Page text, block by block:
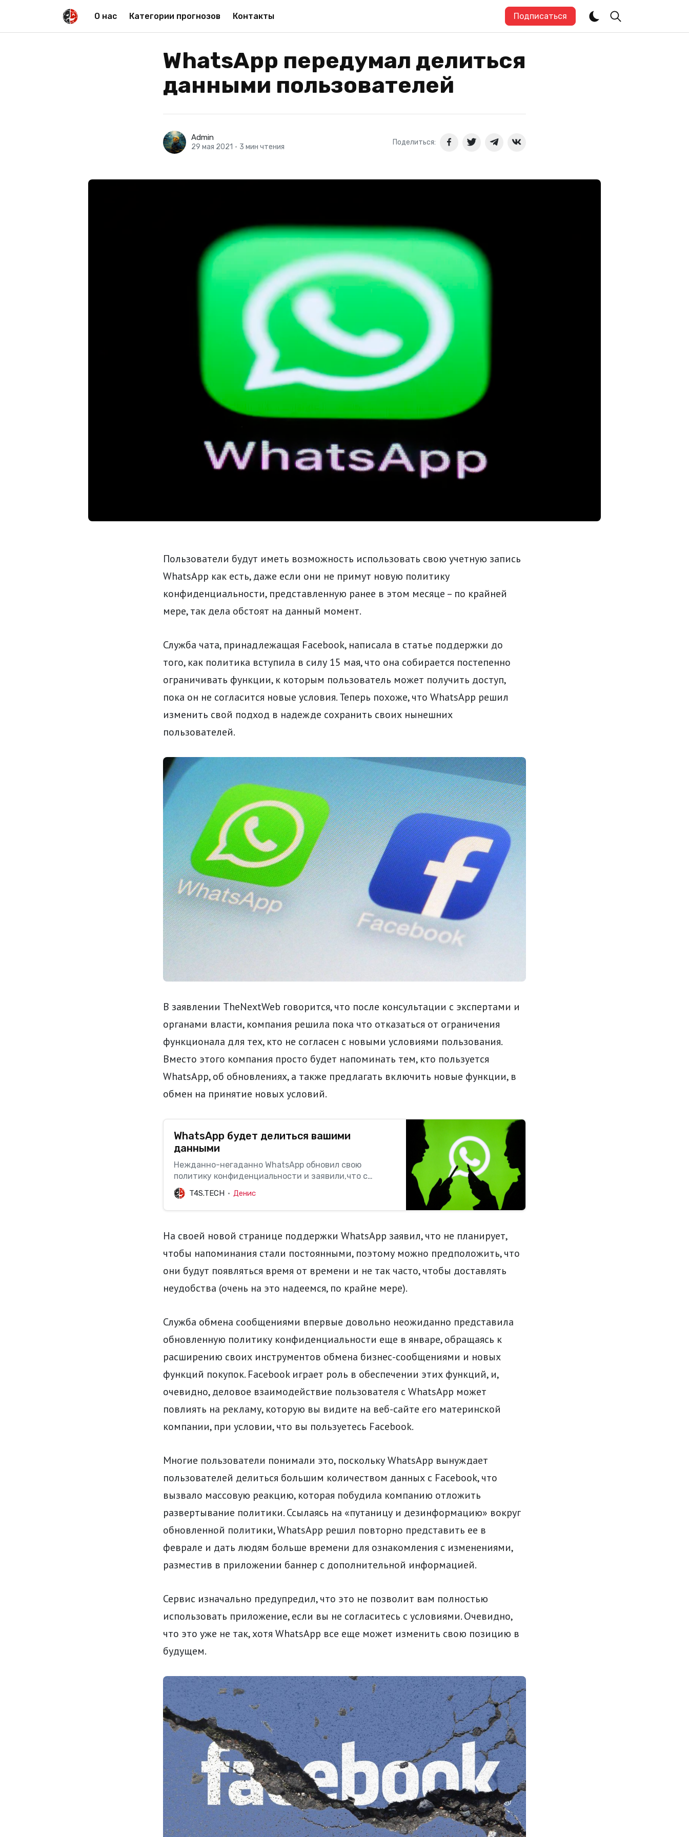
О нас Категории прогнозов Контакты Подписаться
WhatsApp передумал делиться
данными пользователей
Admin
29 мая 2021 • 3 мин чтения
Поделиться:
Пользователи будут иметь возможность использовать свою учетную запись
WhatsApp как есть, даже если они не примут новую политику
конфиденциальности, представленную ранее в этом месяце – по крайней
мере, так дела обстоят на данный момент.
Служба чата, принадлежащая Facebook, написала в статье поддержки до
того, как политика вступила в силу 15 мая, что она собирается постепенно
ограничивать функции, к которым пользователь может получить доступ,
пока он не согласится новые условия. Теперь похоже, что WhatsApp решил
изменить свой подход в надежде сохранить своих нынешних
пользователей.
В заявлении TheNextWeb говорится, что после консультации с экспертами и
органами власти, компания решила пока что отказаться от ограничения
функционала для тех, кто не согласен с новыми условиями пользования.
Вместо этого компания просто будет напоминать тем, кто пользуется
WhatsApp, об обновлениях, а также предлагать включить новые функции, в
обмен на принятие новых условий.
WhatsApp будет делиться вашими
данными
Нежданно-негаданно WhatsApp обновил свою
политику конфиденциальности и заявили,что с
февраля начнут отсылать всю персональную
информацию пользователей напрямуюв Facebook. От
этой «фичи» можно отказаться можно одним
приложением. Примечательно то, что после …
T4S.TECH Денис
На своей новой странице поддержки WhatsApp заявил, что не планирует,
чтобы напоминания стали постоянными, поэтому можно предположить, что
они будут появляться время от времени и не так часто, чтобы доставлять
неудобства (очень на это надеемся, по крайне мере).
Служба обмена сообщениями впервые довольно неожиданно представила
обновленную политику конфиденциальности еще в январе, обращаясь к
расширению своих инструментов обмена бизнес-сообщениями и новых
функций покупок. Facebook играет роль в обеспечении этих функций, и,
очевидно, деловое взаимодействие пользователя с WhatsApp может
повлиять на рекламу, которую вы видите на веб-сайте его материнской
компании, при условии, что вы пользуетесь Facebook.
Многие пользователи понимали это, поскольку WhatsApp вынуждает
пользователей делиться большим количеством данных с Facebook, что
вызвало массовую реакцию, которая побудила компанию отложить
развертывание политики. Ссылаясь на «путаницу и дезинформацию» вокруг
обновленной политики, WhatsApp решил повторно представить ее в
феврале и дать людям больше времени для ознакомления с изменениями,
разместив в приложении баннер с дополнительной информацией.
Сервис изначально предупредил, что это не позволит вам полностью
использовать приложение, если вы не согласитесь с условиями. Очевидно,
что это уже не так, хотя WhatsApp все еще может изменить свою позицию в
будущем.